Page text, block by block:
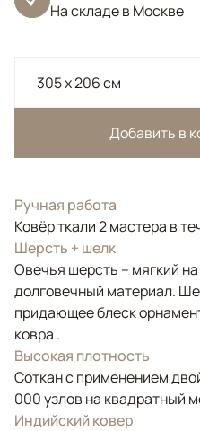
На складе в Москве
305 x 206 см
Добавить в
Ручная работа
Ковёр ткали 2 мастера в
Шерсть + шелк
Овечья шерсть – мягкий
долговечный материал.
придающее блеск
ковра .
Высокая плотность
Соткан с применением
000 узлов на квадратный
Индийский ковер